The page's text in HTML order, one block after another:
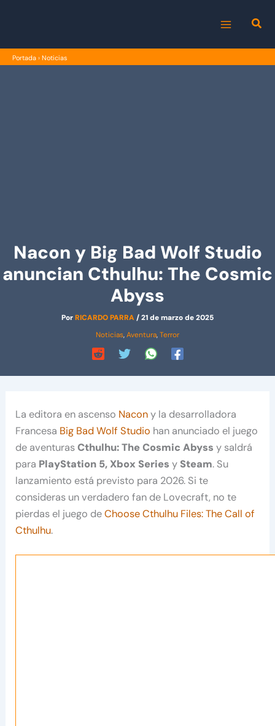
MENU
Portada › Noticias
Nacon y Big Bad Wolf Studio
anuncian Cthulhu: The Cosmic
Abyss
PorRICARDO PARRA/21 de marzo de 2025
Noticias,Aventura,Terror
La editora en ascenso Nacony la desarrolladora
Francesa Big Bad Wolf Studio han anunciado el juego
de aventurasCthulhu: The Cosmic Abyss y saldrá
para PlayStation 5, Xbox Seriesy Steam. Su
lanzamiento está previsto para 2026. Si te
consideras un verdadero fan de Lovecraft, no te
pierdas el juego deChoose Cthulhu Files: The Call of
Cthulhu.